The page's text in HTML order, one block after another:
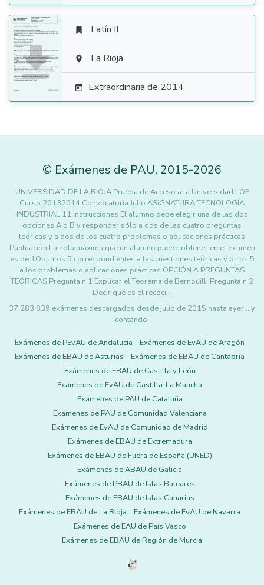

 Latín II
 La Rioja
 Extraordinaria de 2014
© Exámenes de PAU, 2015-2026
UNIVERSIDAD DE LA RIOJA Prueba de Acceso a la Universidad LOE
Curso 20132014 Convocatoria Julio ASiGNATURA TECNOLOGÍA
INDUSTRIAL 11 Instrucciones El alumno debe elegir una de las dos
opciones A o B y responder sólo a dos de las cuatro preguntas
teóricas y a dos de los cuatro problemas o aplicaciones prácticas
Puntuación La nota máxima que un alumno puede obtener en el examen
es de 1Opuntos 5 correspondientes a las cuestiones teóricas y otros 5
a los problemas o aplicaciones prácticas OPCIÓN A PREGUNTAS
TEÓRICAS Pregunta n 1 Explicar el Teorema de Bernouilli Pregunta n 2
Decir qué es el recoci…
37.283.839 exámenes descargados desde julio de 2015 hasta ayer... y
contando.
Exámenes de PEvAU de Andalucía
Exámenes de EvAU de Aragón
Exámenes de EBAU de Asturias
Exámenes de EBAU de Cantabria
Exámenes de EBAU de Castilla y León
Exámenes de EvAU de Castilla-La Mancha
Exámenes de PAU de Cataluña
Exámenes de PAU de Comunidad Valenciana
Exámenes de EvAU de Comunidad de Madrid
Exámenes de EBAU de Extremadura
Exámenes de EBAU de Fuera de España (UNED)
Exámenes de ABAU de Galicia
Exámenes de PBAU de Islas Baleares
Exámenes de EBAU de Islas Canarias
Exámenes de EBAU de La Rioja
Exámenes de EvAU de Navarra
Exámenes de EAU de País Vasco
Exámenes de EBAU de Región de Murcia